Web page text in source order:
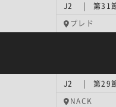
J2 | 第31
プレド
J2 | 第29
NACK